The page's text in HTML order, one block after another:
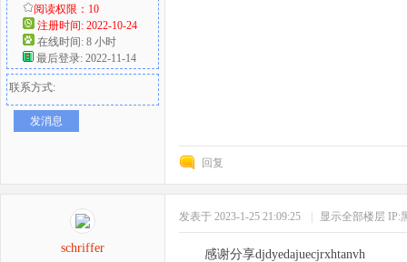
阅读权限：10
注册时间: 2022-10-24
在线时间: 8 小时
最后登录: 2022-11-14
联系方式:
发消息
回复
schriffer
发表于 2023-1-25 21:09:25 显示全部楼层 IP:
感谢分享djdyedajuecjrxhtanvh